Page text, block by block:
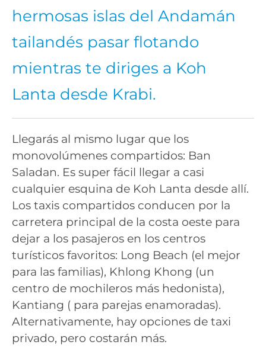
hermosas islas del Andamán
tailandés pasar flotando
mientras te diriges a Koh
Lanta desde Krabi.
Llegarás al mismo lugar que los
monovolúmenes compartidos: Ban
Saladan. Es super fácil llegar a casi
cualquier esquina de Koh Lanta desde allí.
Los taxis compartidos conducen por la
carretera principal de la costa oeste para
dejar a los pasajeros en los centros
turísticos favoritos: Long Beach (el mejor
para las familias), Khlong Khong (un
centro de mochileros más hedonista),
Kantiang ( para parejas enamoradas).
Alternativamente, hay opciones de taxi
privado, pero costarán más.